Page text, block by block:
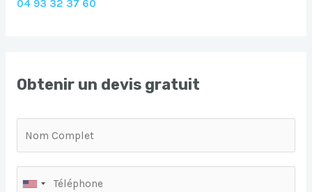
04 93 32 37 60
Obtenir un devis gratuit